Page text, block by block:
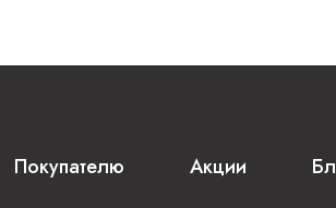
Покупателю Акции